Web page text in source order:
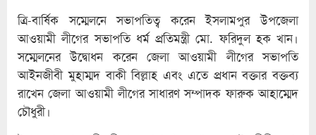
ত্রি-বার্ষিক সম্মেলনে সভাপতিত্ব করেন ইসলামপুর উপজেলা
আওয়ামী লীগের সভাপতি ধর্ম প্রতিমন্ত্রী মো. ফরিদুল হক খান।
সম্মেলনের উদ্বোধন করেন জেলা আওয়ামী লীগের সভাপতি
আইনজীবী মুহাম্মদ বাকী বিল্লাহ এবং এতে প্রধান বক্তার বক্তব্য
রাখেন জেলা আওয়ামী লীগের সাধারণ সম্পাদক ফারুক আহাম্মেদ
চৌধুরী।